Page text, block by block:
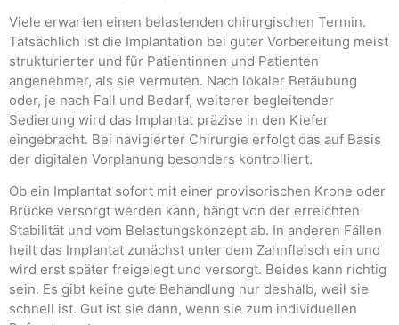
Viele erwarten einen belastenden chirurgischen Termin.
Tatsächlich ist die Implantation bei guter Vorbereitung meist
strukturierter und für Patientinnen und Patienten
angenehmer, als sie vermuten. Nach lokaler Betäubung
oder, je nach Fall und Bedarf, weiterer begleitender
Sedierung wird das Implantat präzise in den Kiefer
eingebracht. Bei navigierter Chirurgie erfolgt das auf Basis
der digitalen Vorplanung besonders kontrolliert.
Ob ein Implantat sofort mit einer provisorischen Krone oder
Brücke versorgt werden kann, hängt von der erreichten
Stabilität und vom Belastungskonzept ab. In anderen Fällen
heilt das Implantat zunächst unter dem Zahnfleisch ein und
wird erst später freigelegt und versorgt. Beides kann richtig
sein. Es gibt keine gute Behandlung nur deshalb, weil sie
schnell ist. Gut ist sie dann, wenn sie zum individuellen